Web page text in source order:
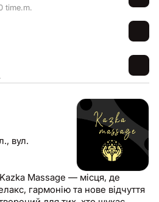
time.m.
вул.
Massage — місця, де
гармонію та нове відчуття